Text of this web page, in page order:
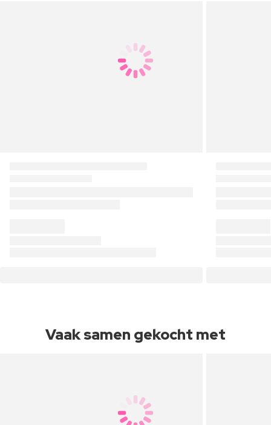
Vaak samen gekocht met